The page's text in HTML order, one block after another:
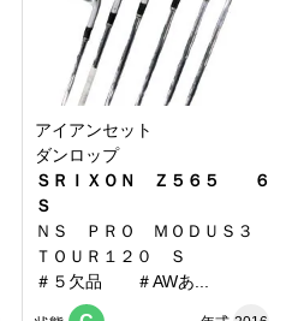
アイアンセット
ダンロップ
ＳＲＩＸＯＮ Ｚ５６５ ６
Ｓ
ＮＳ ＰＲＯ ＭＯＤＵＳ３
ＴＯＵＲ１２０ Ｓ
＃５欠品 ＃AWあ...